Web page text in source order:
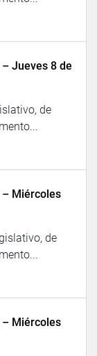
Jueves 8 de
de
– Miércoles
de
– Miércoles